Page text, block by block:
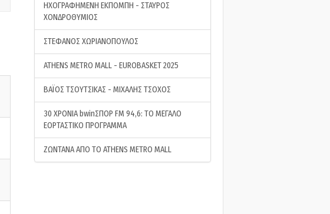
ΗΧΟΓΡΑΦΗΜΕΝΗ ΕΚΠΟΜΠΗ - ΣΤΑΥΡΟΣ
ΧΟΝΔΡΟΘΥΜΙΟΣ
ΣΤΕΦΑΝΟΣ ΧΩΡΙΑΝΟΠΟΥΛΟΣ
ATHENS METRO MALL - EUROBASKET 2025
ΒΑΪΟΣ ΤΣΟΥΤΣΙΚΑΣ - ΜΙΧΑΛΗΣ ΤΣΟΧΟΣ
30 ΧΡΟΝΙΑ bwinΣΠΟΡ FM 94,6: ΤΟ ΜΕΓΑΛΟ
ΕΟΡΤΑΣΤΙΚΟ ΠΡΟΓΡΑΜΜΑ
ΖΩΝΤΑΝΑ ΑΠΟ ΤΟ ATHENS METRO MALL